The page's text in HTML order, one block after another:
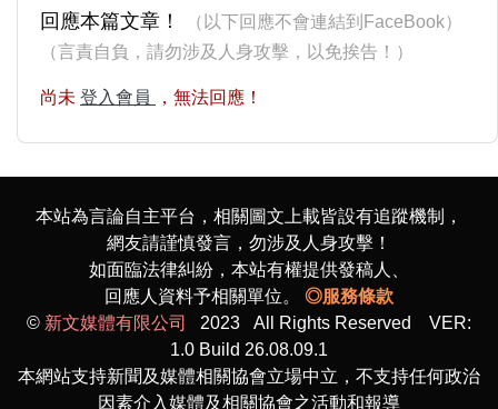
回應本篇文章！
（以下回應不會連結到FaceBook）
（言責自負，請勿涉及人身攻擊，以免挨告！）
尚未 登入會員 ，無法回應！
本站為言論自主平台，相關圖文上載皆設有追蹤機制，
網友請謹慎發言，勿涉及人身攻擊！
如面臨法律糾紛，本站有權提供發稿人、
回應人資料予相關單位。 ◎服務條款
© 新文媒體有限公司
2023 All Rights Reserved VER:
1.0 Build 26.08.09.1
本網站支持新聞及媒體相關協會立場中立，不支持任何政治
因素介入媒體及相關協會之活動和報導